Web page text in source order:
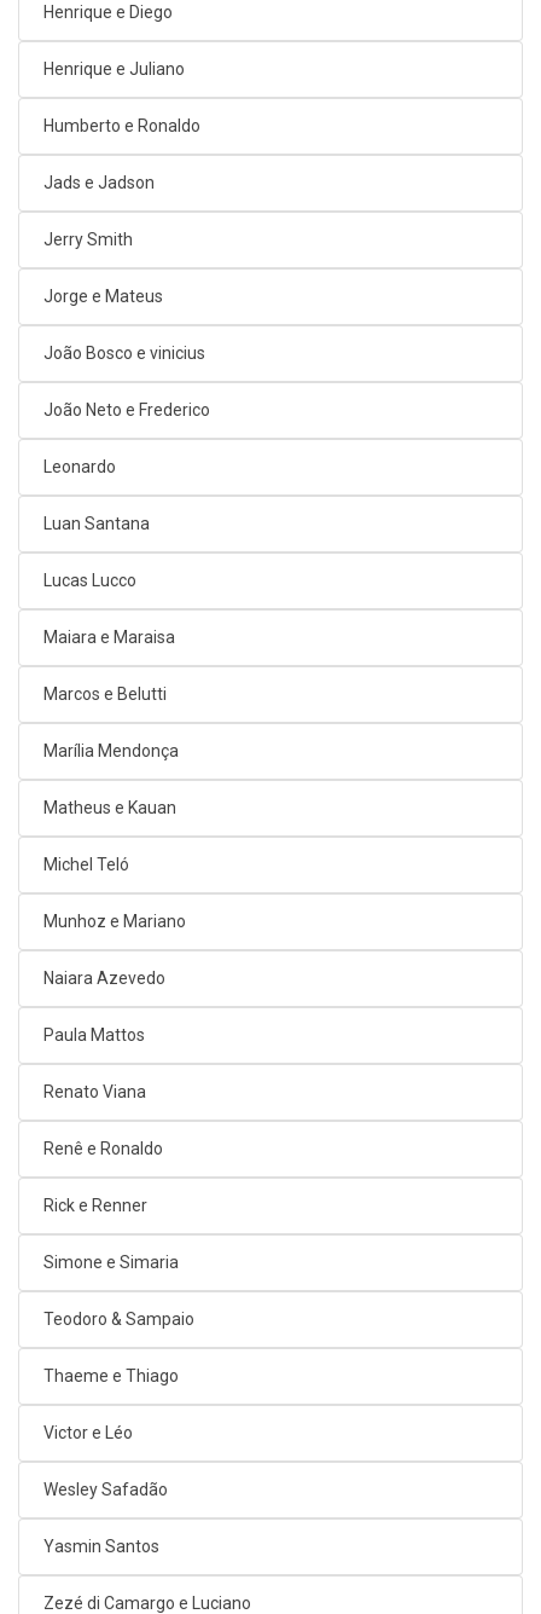
Henrique e Diego
Henrique e Juliano
Humberto e Ronaldo
Jads e Jadson
Jerry Smith
Jorge e Mateus
João Bosco e vinicius
João Neto e Frederico
Leonardo
Luan Santana
Lucas Lucco
Maiara e Maraisa
Marcos e Belutti
Marília Mendonça
Matheus e Kauan
Michel Teló
Munhoz e Mariano
Naiara Azevedo
Paula Mattos
Renato Viana
Renê e Ronaldo
Rick e Renner
Simone e Simaria
Teodoro & Sampaio
Thaeme e Thiago
Victor e Léo
Wesley Safadão
Yasmin Santos
Zezé di Camargo e Luciano